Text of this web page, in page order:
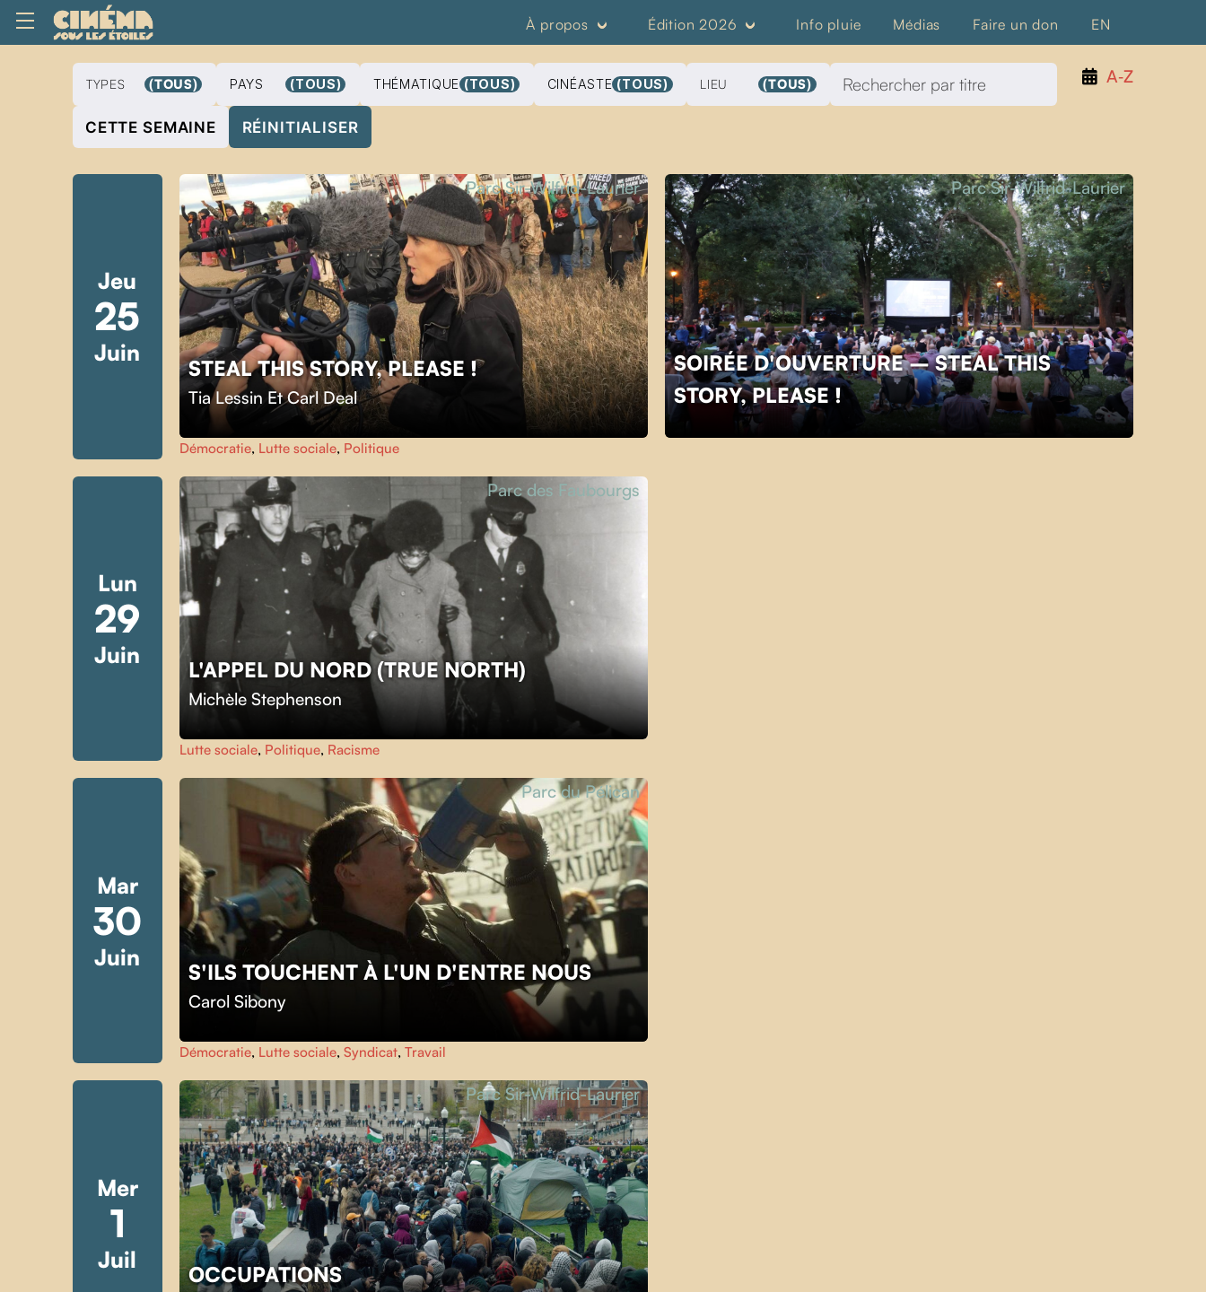
À propos Édition 2026 Info pluie Médias Faire un don EN
A‑Z
TYPES (TOUS) PAYS (TOUS) THÉMATIQUE (TOUS) CINÉASTE (TOUS) LIEU (TOUS)
CETTE SEMAINE RÉINITIALISER
Jeu
25
Juin
STEAL THIS STORY, PLEASE !
Tia Lessin Et Carl Deal
Parc Sir-Wilfrid-Laurier
Démocratie, Lutte sociale, Politique
SOIRÉE D'OUVERTURE – STEAL THIS
STORY, PLEASE !
Parc Sir-Wilfrid-Laurier
Lun
29
Juin
L'APPEL DU NORD (TRUE NORTH)
Michèle Stephenson
Parc des Faubourgs
Lutte sociale, Politique, Racisme
Mar
30
Juin
S'ILS TOUCHENT À L'UN D'ENTRE NOUS
Carol Sibony
Parc du Pélican
Démocratie, Lutte sociale, Syndicat, Travail
Mer
1
Juil
OCCUPATIONS
Parc Sir-Wilfrid-Laurier